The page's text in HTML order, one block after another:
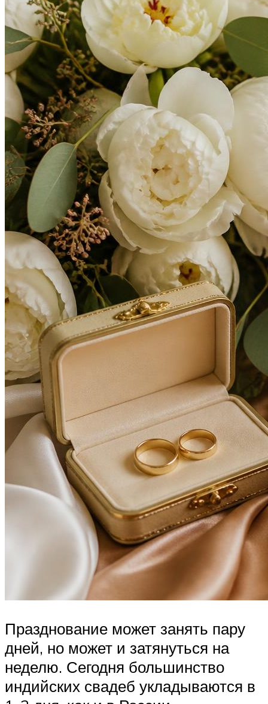
Празднование может занять пару
дней, но может и затянуться на
неделю. Сегодня большинство
индийских свадеб укладываются в